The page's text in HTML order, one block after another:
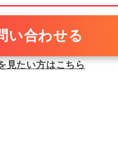
い合わせる
見たい方はこちら